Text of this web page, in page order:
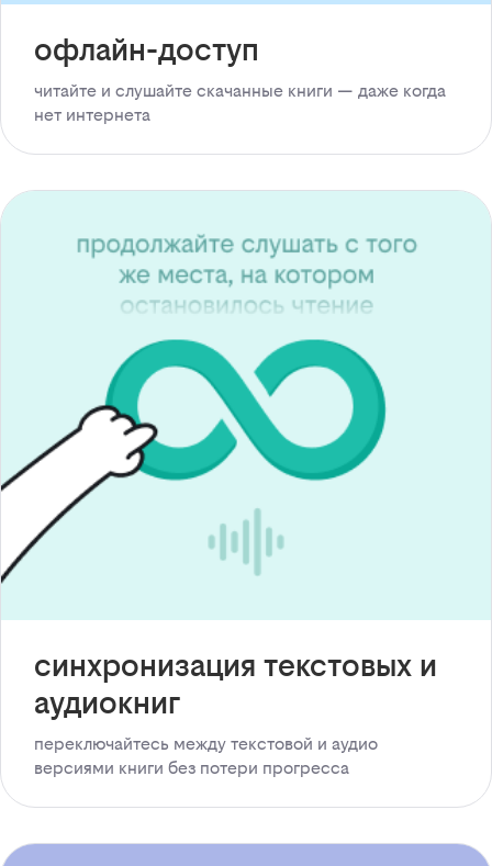
офлайн-доступ
читайте и слушайте скачанные книги — даже когда
нет интернета
синхронизация текстовых и
аудиокниг
переключайтесь между текстовой и аудио
версиями книги без потери прогресса